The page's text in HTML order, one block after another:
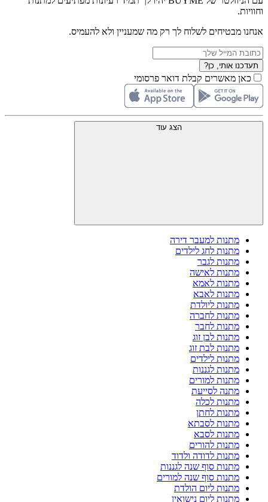
וחוויות.
אנחנו מבטיחים לשלוח לך רק מה שמעניין ולא להעמיס.
תעדכנו אותי, כן?
כאן מאשרים קבלת דואר פרסומי
הצג עוד
מתנות למעבר דירה
מתנות לחג לילדים
מתנות לגבר
מתנות לאישה
מתנות לאמא
מתנות לאבא
מתנות ליולדת
מתנות לחברה
מתנות לחבר
מתנות לבן זוג
מתנות לבת זוג
מתנות לילדים
מתנות לגננות
מתנות למורים
מתנה לסייעת
מתנות לכלה
מתנות לחתן
מתנות לסבתא
מתנות לסבא
מתנות להורים
מתנות לדודה ולדוד
מתנות סוף שנה לגננות
מתנות סוף שנה למורים
מתנות ליום הולדת
מתנות ליום נישואין